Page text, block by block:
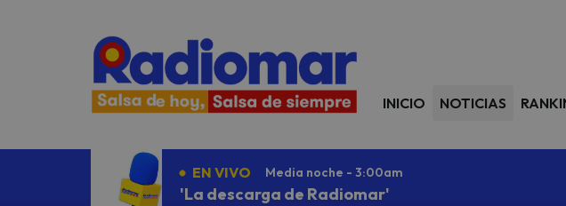
INICIO NOTICIAS
EN VIVO Media noche - 3:00am
'La descarga de Radiomar'